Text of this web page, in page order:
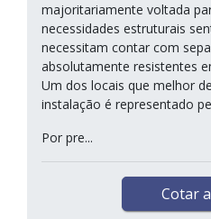
majoritariamente voltada
necessidades estruturais
necessitam contar com
absolutamente resistentes
Um dos locais que melhor
instalação é representado
Por pre...
Cotar